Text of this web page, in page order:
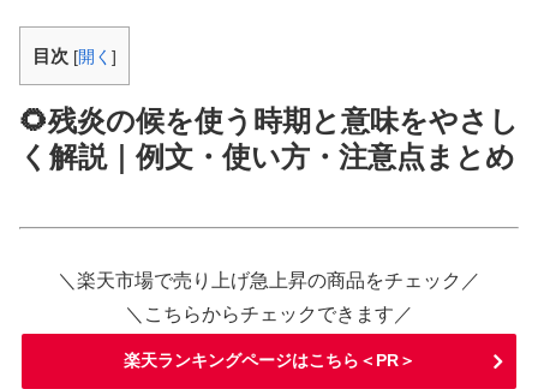
目次 [開く ]
🌻残炎の候を使う時期と意味をやさし
く解説｜例文・使い方・注意点まとめ
＼楽天市場で売り上げ急上昇の商品をチェック／
＼こちらからチェックできます／
楽天ランキングページはこちら＜PR＞